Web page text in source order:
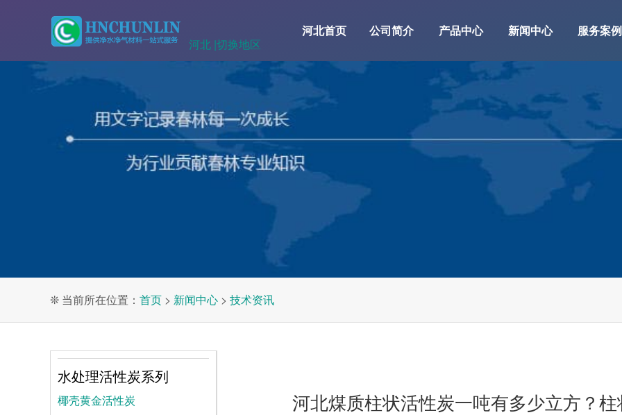
河北 |切换地区
河北首页 公司简介 产品中心 新闻中心 服务案例
❊ 当前所在位置： 首页 > 新闻中心 > 技术资讯
河北煤质柱状活性炭一吨有多少立方？
水处理活性炭系列
椰壳黄金活性炭